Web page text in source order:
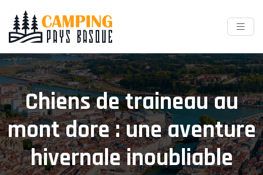
Chiens de traineau au
mont dore : une aventure
hivernale inoubliable